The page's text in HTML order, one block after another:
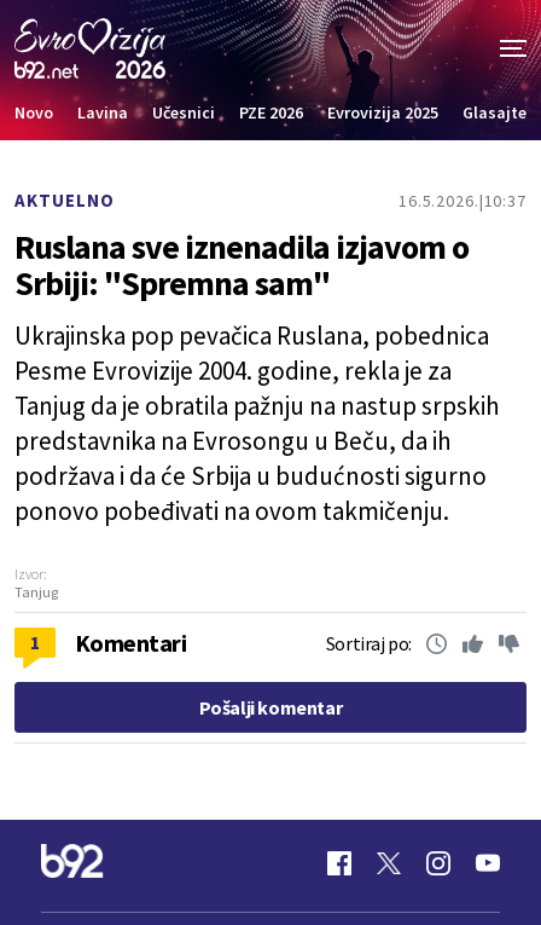
Novo Lavina Učesnici PZE 2026 Evrovizija 2025 Glasajte
AKTUELNO 16.5.2026. 10:37
Ruslana sve iznenadila izjavom o
Srbiji: "Spremna sam"
Ukrajinska pop pevačica Ruslana, pobednica
Pesme Evrovizije 2004. godine, rekla je za
Tanjug da je obratila pažnju na nastup srpskih
predstavnika na Evrosongu u Beču, da ih
podržava i da će Srbija u budućnosti sigurno
ponovo pobeđivati na ovom takmičenju.
Izvor:
Tanjug
1 Komentari Sortiraj po:
Pošalji komentar